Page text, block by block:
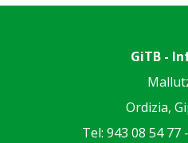
GiTB -
Ordizia,
Tel: 943 08 54 77 -